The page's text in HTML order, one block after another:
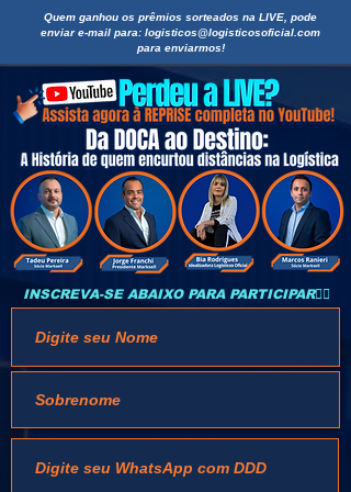
Quem ganhou os prêmios sorteados na LIVE, pode
enviar e-mail para: logisticos@logisticosoficial.com
para enviarmos!
INSCREVA-SE ABAIXO PARA PARTICIPAR👇🏻